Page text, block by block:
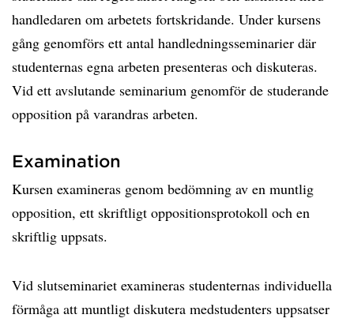
handledaren om arbetets fortskridande. Under kursens
gång genomförs ett antal handledningsseminarier där
studenternas egna arbeten presenteras och diskuteras.
Vid ett avslutande seminarium genomför de studerande
opposition på varandras arbeten.
Examination
Kursen examineras genom bedömning av en muntlig
opposition, ett skriftligt oppositionsprotokoll och en
skriftlig uppsats.
Vid slutseminariet examineras studenternas individuella
förmåga att muntligt diskutera medstudenters uppsatser